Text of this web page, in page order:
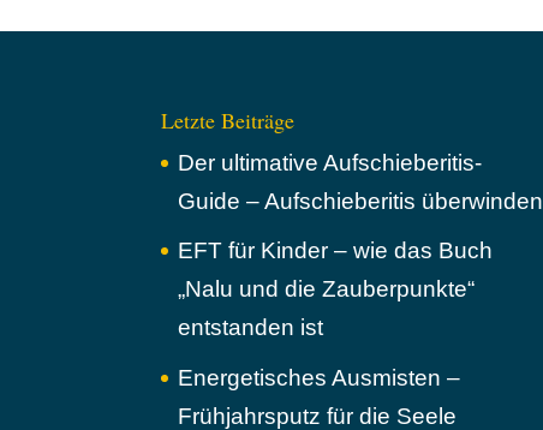
Letzte Beiträge
Der ultimative Aufschieberitis-
Guide – Aufschieberitis überwinden
EFT für Kinder – wie das Buch
„Nalu und die Zauberpunkte“
entstanden ist
Energetisches Ausmisten –
Frühjahrsputz für die Seele